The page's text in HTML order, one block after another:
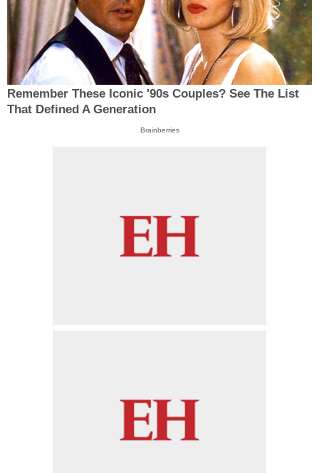
Remember These Iconic '90s Couples? See The List
That Defined A Generation
Brainberries